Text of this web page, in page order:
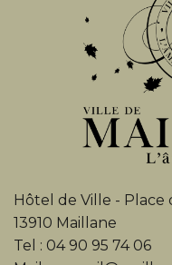
Hôtel de Ville - Place
13910 Maillane
Tel : 04 90 95 74 06